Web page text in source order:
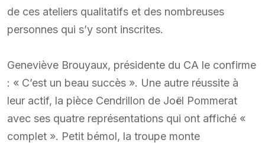
de ces ateliers qualitatifs et des nombreuses
personnes qui s’y sont inscrites.
Geneviève Brouyaux, présidente du CA le confirme
: « C’est un beau succès ». Une autre réussite à
leur actif, la pièce Cendrillon de Joël Pommerat
avec ses quatre représentations qui ont affiché «
complet ». Petit bémol, la troupe monte